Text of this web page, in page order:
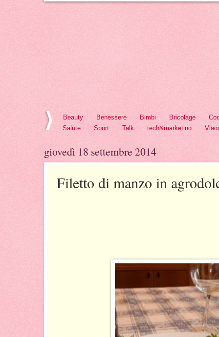
Beauty Benessere Bimbi Bricolage
Salute
Sport Talk tech&marketing
giovedì 18 settembre 2014
Filetto di manzo in